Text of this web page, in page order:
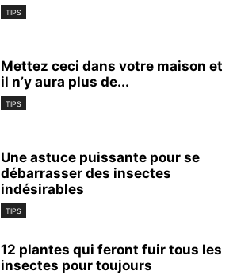
TIPS
Mettez ceci dans votre maison et
il n’y aura plus de...
TIPS
Une astuce puissante pour se
débarrasser des insectes
indésirables
TIPS
12 plantes qui feront fuir tous les
insectes pour toujours